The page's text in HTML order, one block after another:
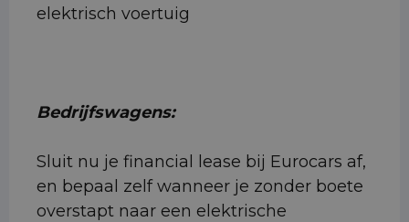
elektrisch voertuig
Bedrijfswagens:
Sluit nu je financial lease bij Eurocars af,
en bepaal zelf wanneer je zonder boete
overstapt naar een elektrische